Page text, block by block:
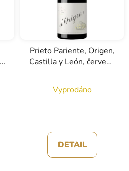
Prieto Pariente, Origen,
Castilla y León, červené
Vyprodáno
DETAIL